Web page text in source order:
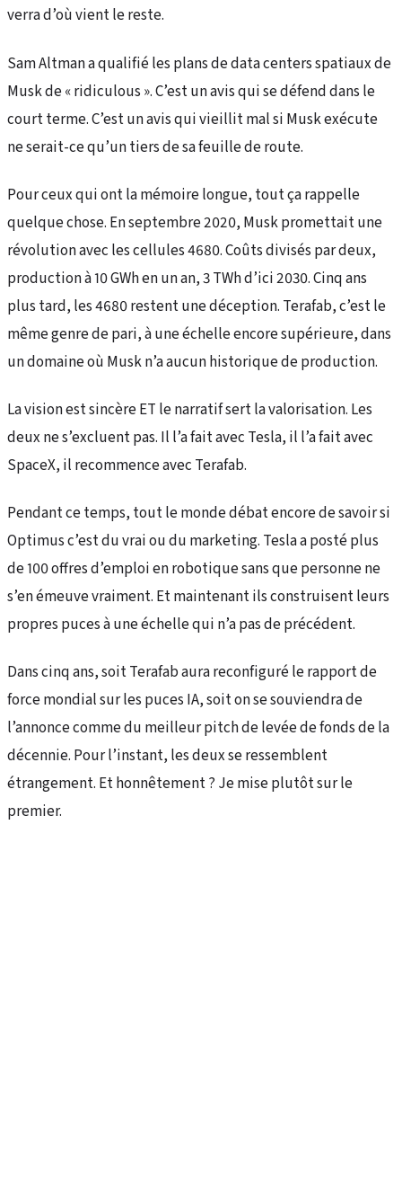
verra d’où vient le reste.
Sam Altman a qualifié les plans de data centers spatiaux de
Musk de « ridiculous ». C’est un avis qui se défend dans le
court terme. C’est un avis qui vieillit mal si Musk exécute
ne serait-ce qu’un tiers de sa feuille de route.
Pour ceux qui ont la mémoire longue, tout ça rappelle
quelque chose. En septembre 2020, Musk promettait une
révolution avec les cellules 4680. Coûts divisés par deux,
production à 10 GWh en un an, 3 TWh d’ici 2030. Cinq ans
plus tard, les 4680 restent une déception. Terafab, c’est le
même genre de pari, à une échelle encore supérieure, dans
un domaine où Musk n’a aucun historique de production.
La vision est sincère ET le narratif sert la valorisation. Les
deux ne s’excluent pas. Il l’a fait avec Tesla, il l’a fait avec
SpaceX, il recommence avec Terafab.
Pendant ce temps, tout le monde débat encore de savoir si
Optimus c’est du vrai ou du marketing. Tesla a posté plus
de 100 offres d’emploi en robotique sans que personne ne
s’en émeuve vraiment. Et maintenant ils construisent leurs
propres puces à une échelle qui n’a pas de précédent.
Dans cinq ans, soit Terafab aura reconfiguré le rapport de
force mondial sur les puces IA, soit on se souviendra de
l’annonce comme du meilleur pitch de levée de fonds de la
décennie. Pour l’instant, les deux se ressemblent
étrangement. Et honnêtement ? Je mise plutôt sur le
premier.